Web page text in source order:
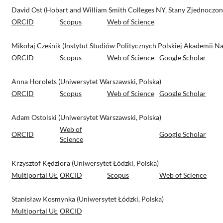
David Ost (Hobart and William Smith Colleges NY, Stany
ORCID
Scopus Web of Science
Mikołaj Cześnik (Instytut Studiów Politycznych Polskiej Akademii
ORCID
Scopus Web of Science Google Scholar
Anna Horolets (Uniwersytet Warszawski, Polska)
ORCID
Scopus Web of Science Google Scholar
Adam Ostolski (Uniwersytet Warszawski, Polska)
ORCID
Web of
Science
Google Scholar
Krzysztof Kędziora (Uniwersytet Łódzki, Polska)
Multiportal UŁ ORCID Scopus Web of Science
Stanisław Kosmynka (Uniwersytet Łódzki, Polska)
Multiportal UŁ ORCID